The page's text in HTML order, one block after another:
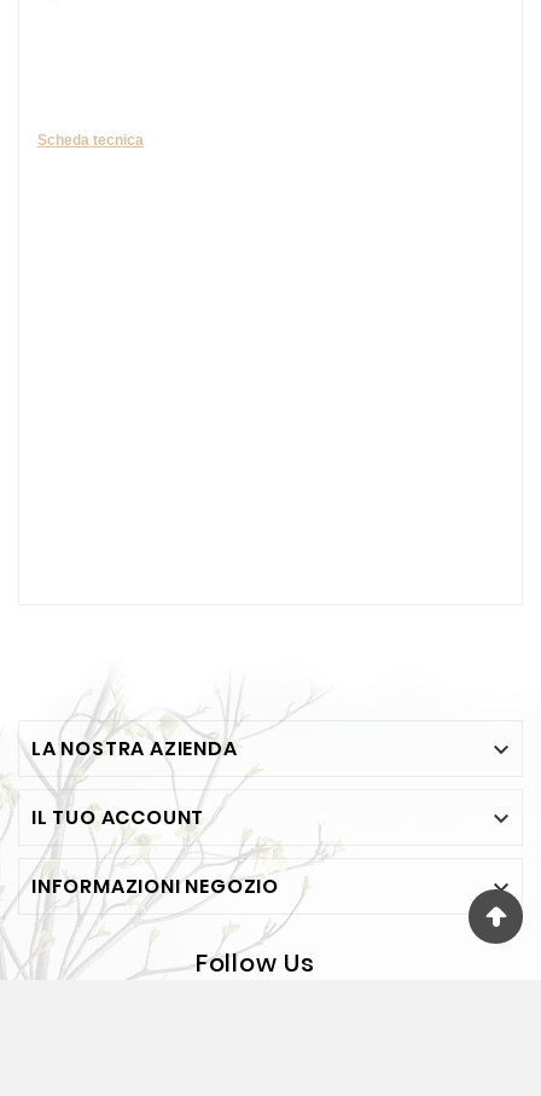
Scheda tecnica
LA NOSTRA AZIENDA 
IL TUO ACCOUNT 
INFORMAZIONI NEGOZIO 
Follow Us